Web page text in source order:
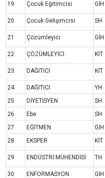
19 Çocuk Eğitimcisi GİH
20 Çocuk Gelişimcisi SH
21 Çözümleyici GİH
22 ÇÖZÜMLEYİCİ KİT
23 DAĞITICI KİT
24 DAĞITICI YH
25
DİYETİSYEN SH
26
Ebe SH
27
EĞİTMEN GİH
28
EKSPER KİT
29 ENDÜSTRİ MÜHENDİSİ TH
30
ENFORMASYON
GİH